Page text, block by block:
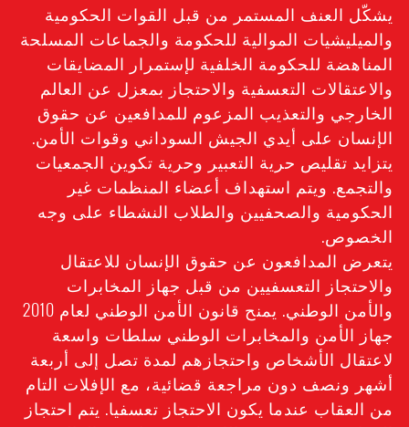
يشكّل العنف المستمر من قبل القوات الحكومية
والميليشيات الموالية للحكومة والجماعات المسلحة
المناهضة للحكومة الخلفية لإستمرار المضايقات
والاعتقالات التعسفية والاحتجاز بمعزل عن العالم
الخارجي والتعذيب المزعوم للمدافعين عن حقوق
الإنسان على أيدي الجيش السوداني وقوات الأمن.
يتزايد تقليص حرية التعبير وحرية تكوين الجمعيات
والتجمع. ويتم استهداف أعضاء المنظمات غير
الحكومية والصحفيين والطلاب النشطاء على وجه
الخصوص.
يتعرض المدافعون عن حقوق الإنسان للاعتقال
والاحتجاز التعسفيين من قبل جهاز المخابرات
والأمن الوطني. يمنح قانون الأمن الوطني لعام 2010
جهاز الأمن والمخابرات الوطني سلطات واسعة
لاعتقال الأشخاص واحتجازهم لمدة تصل إلى أربعة
أشهر ونصف دون مراجعة قضائية، مع الإفلات التام
من العقاب عندما يكون الاحتجاز تعسفيا. يتم احتجاز